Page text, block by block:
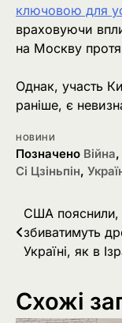
ключовою для
враховуючи
на Москву
Однак, участь
раніше, є
НОВИНИ
Позначено Війна,
Сі Цзіньпін,
Навігація
записів
США пояснили,
збиватимуть
Україні, як в
Схожі